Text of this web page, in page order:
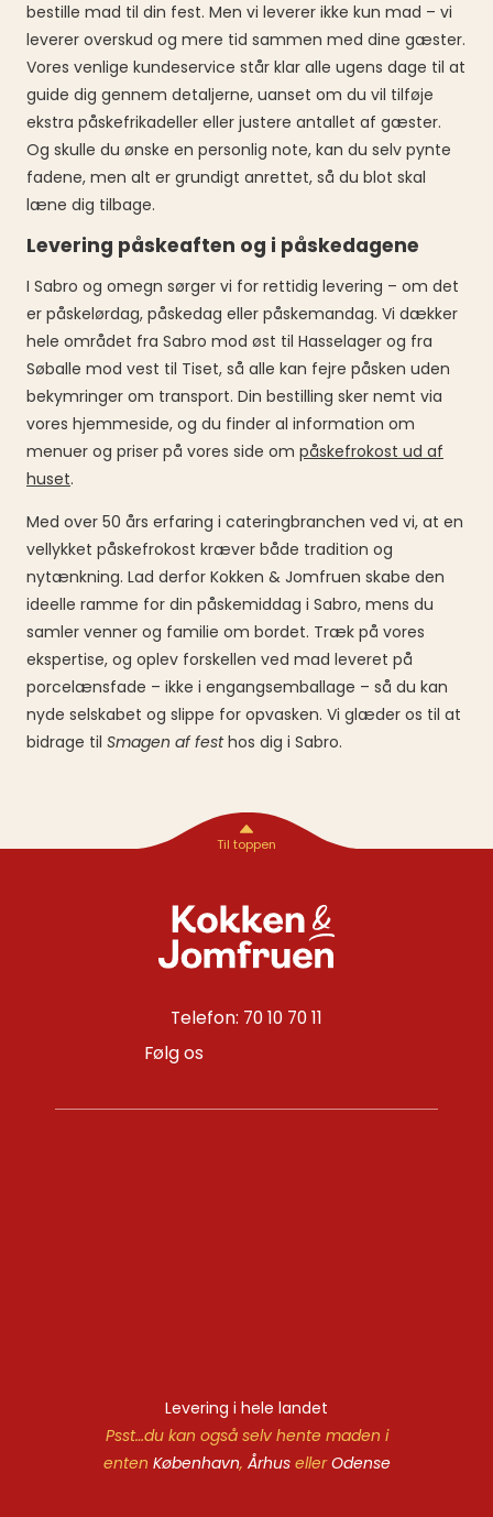
bestille mad til din fest. Men vi leverer ikke kun mad – vi
leverer overskud og mere tid sammen med dine gæster.
Vores venlige kundeservice står klar alle ugens dage til at
guide dig gennem detaljerne, uanset om du vil tilføje
ekstra påskefrikadeller eller justere antallet af gæster.
Og skulle du ønske en personlig note, kan du selv pynte
fadene, men alt er grundigt anrettet, så du blot skal
læne dig tilbage.
Levering påskeaften og i påskedagene
I Sabro og omegn sørger vi for rettidig levering – om det
er påskelørdag, påskedag eller påskemandag. Vi dækker
hele området fra Sabro mod øst til Hasselager og fra
Søballe mod vest til Tiset, så alle kan fejre påsken uden
bekymringer om transport. Din bestilling sker nemt via
vores hjemmeside, og du finder al information om
menuer og priser på vores side om påskefrokost ud af
huset.
Med over 50 års erfaring i cateringbranchen ved vi, at en
vellykket påskefrokost kræver både tradition og
nytænkning. Lad derfor Kokken & Jomfruen skabe den
ideelle ramme for din påskemiddag i Sabro, mens du
samler venner og familie om bordet. Træk på vores
ekspertise, og oplev forskellen ved mad leveret på
porcelænsfade – ikke i engangsemballage – så du kan
nyde selskabet og slippe for opvasken. Vi glæder os til at
bidrage til Smagen af festhos dig i Sabro.
Telefon: 70 10 70 11
Følg os
Levering i hele landet
Psst…du kan også selv hente maden i
enten København, ÅrhusellerOdense